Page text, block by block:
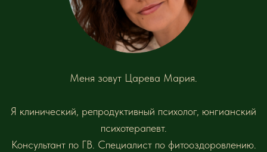
Меня зовут Царева Мария.
Я клинический, репродуктивный психолог, юнгианский
психотерапевт.
Консультант по ГВ. Специалист по фитооздоровлению.